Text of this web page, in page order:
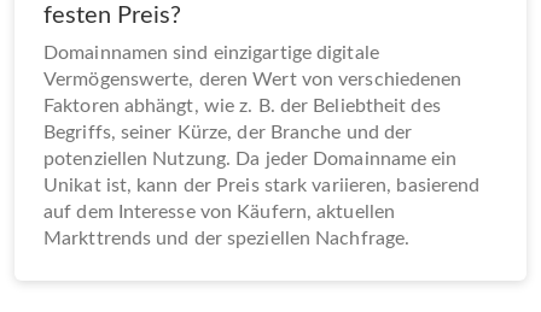
festen Preis?
Domainnamen sind einzigartige digitale
Vermögenswerte, deren Wert von verschiedenen
Faktoren abhängt, wie z. B. der Beliebtheit des
Begriffs, seiner Kürze, der Branche und der
potenziellen Nutzung. Da jeder Domainname ein
Unikat ist, kann der Preis stark variieren, basierend
auf dem Interesse von Käufern, aktuellen
Markttrends und der speziellen Nachfrage.